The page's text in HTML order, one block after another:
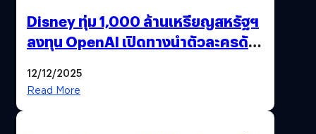
Disney ทุ่ม 1,000 ล้านเหรียญสหรัฐฯ
ลงทุน OpenAI เปิดทางนำตัวละครดัง
12/12/2025
Read More